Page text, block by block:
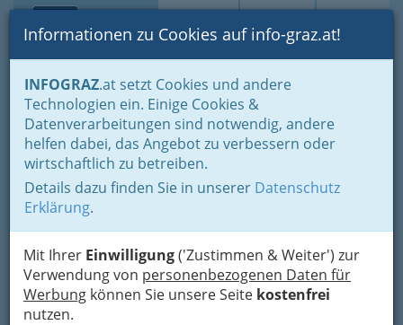
Suche Login Toggle
Informationen zu Cookies auf info-graz.at!
INFOGRAZ.at setzt Cookies und andere
Technologien ein. Einige Cookies &
Datenverarbeitungen sind notwendig, andere
helfen dabei, das Angebot zu verbessern oder
wirtschaftlich zu betreiben.
Details dazu finden Sie in unserer Datenschutz
Erklärung.
Mit Ihrer Einwilligung('Zustimmen & Weiter') zur
Verwendung von personenbezogenen Daten für
Werbung können Sie unsere Seite kostenfrei
nutzen.
Home Branchen Dienstleistungen Haus & Garten
Sommer in Graz – die
besten Tipps zur Abkühlung
im eigenen Garten
DieSommer in Grazwerden zunehmend
heißer, mit Temperaturen, die regelmäßig über
die 30 °C-Marke klettern. Diese
Wetterbedingungen stellen die Bewohnerinnen
und Bewohner der steirischen Hauptstadt vor